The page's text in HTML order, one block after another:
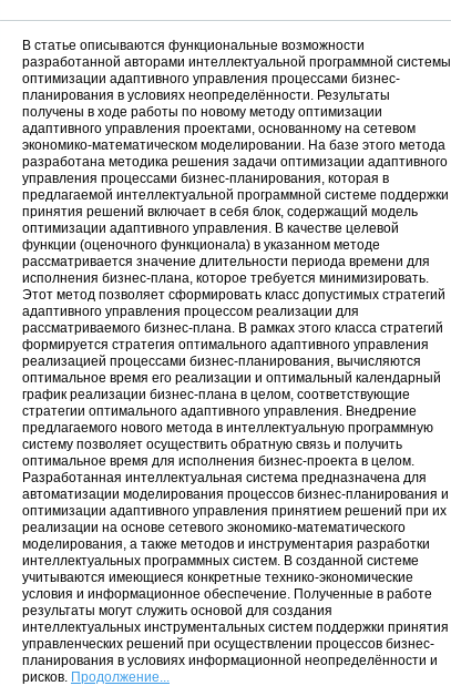
В статье описываются функциональные возможности
разработанной авторами интеллектуальной программной системы
оптимизации адаптивного управления процессами бизнес-
планирования в условиях неопределённости. Результаты
получены в ходе работы по новому методу оптимизации
адаптивного управления проектами, основанному на сетевом
экономико-математическом моделировании. На базе этого метода
разработана методика решения задачи оптимизации адаптивного
управления процессами бизнес-планирования, которая в
предлагаемой интеллектуальной программной системе поддержки
принятия решений включает в себя блок, содержащий модель
оптимизации адаптивного управления. В качестве целевой
функции (оценочного функционала) в указанном методе
рассматривается значение длительности периода времени для
исполнения бизнес-плана, которое требуется минимизировать.
Этот метод позволяет сформировать класс допустимых стратегий
адаптивного управления процессом реализации для
рассматриваемого бизнес-плана. В рамках этого класса стратегий
формируется стратегия оптимального адаптивного управления
реализацией процессами бизнес-планирования, вычисляются
оптимальное время его реализации и оптимальный календарный
график реализации бизнес-плана в целом, соответствующие
стратегии оптимального адаптивного управления. Внедрение
предлагаемого нового метода в интеллектуальную программную
систему позволяет осуществить обратную связь и получить
оптимальное время для исполнения бизнес-проекта в целом.
Разработанная интеллектуальная система предназначена для
автоматизации моделирования процессов бизнес-планирования и
оптимизации адаптивного управления принятием решений при их
реализации на основе сетевого экономико-математического
моделирования, а также методов и инструментария разработки
интеллектуальных программных систем. В созданной системе
учитываются имеющиеся конкретные технико-экономические
условия и информационное обеспечение. Полученные в работе
результаты могут служить основой для создания
интеллектуальных инструментальных систем поддержки принятия
управленческих решений при осуществлении процессов бизнес-
планирования в условиях информационной неопределённости и
рисков. Продолжение...